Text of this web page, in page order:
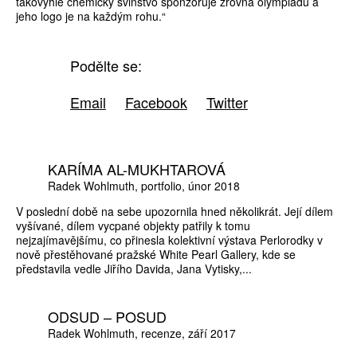
jeho logo je na každým rohu.“
Podělte se:
Email
Facebook Twitter
KARÍMA AL-MUKHTAROVÁ
Radek Wohlmuth portfolio únor 2018
V poslední době na sebe upozornila hned několikrát. Její dílem
vyšívané, dílem vycpané objekty patřily k tomu
nejzajímavějšímu, co přinesla kolektivní výstava Perlorodky v
nově přestěhované pražské White Pearl Gallery, kde se
představila vedle Jiřího Davida, Jana Vytisky,...
ODSUD – POSUD
Radek Wohlmuth recenze září 2017